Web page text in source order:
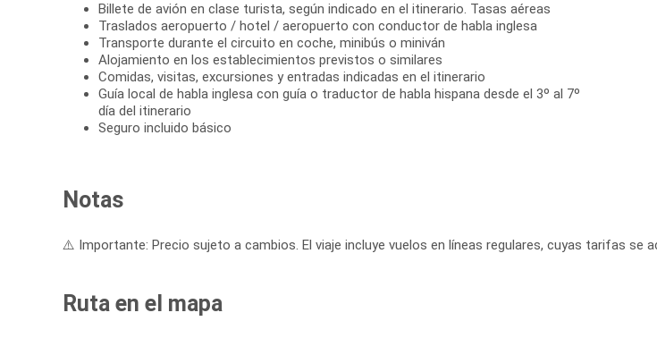
Billete de avión en clase turista, según indicado en el itinerario. Tasas aéreas
Traslados aeropuerto / hotel / aeropuerto con conductor de habla inglesa
Transporte durante el circuito en coche, minibús o miniván
Alojamiento en los establecimientos previstos o similares
Comidas, visitas, excursiones y entradas indicadas en el itinerario
Guía local de habla inglesa con guía o traductor de habla hispana desde el 3º al 7º
día del itinerario
Seguro incluido básico
Notas
⚠️ Importante: Precio sujeto a cambios. El viaje incluye vuelos en líneas regulares, cuyas tarifas se
Ruta en el mapa